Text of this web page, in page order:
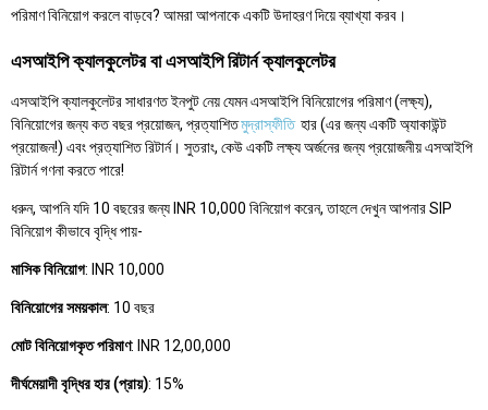
পরিমাণ বিনিয়োগ করলে বাড়বে? আমরা আপনাকে একটি উদাহরণ দিয়ে ব্যাখ্যা করব।
এসআইপি ক্যালকুলেটর বা এসআইপি রিটার্ন ক্যালকুলেটর
এসআইপি ক্যালকুলেটর সাধারণত ইনপুট নেয় যেমন এসআইপি বিনিয়োগের পরিমাণ (লক্ষ্য),
বিনিয়োগের জন্য কত বছর প্রয়োজন, প্রত্যাশিতমুদ্রাস্ফীতি হার (এর জন্য একটি অ্যাকাউন্ট
প্রয়োজন!) এবং প্রত্যাশিত রিটার্ন। সুতরাং, কেউ একটি লক্ষ্য অর্জনের জন্য প্রয়োজনীয় এসআইপি
রিটার্ন গণনা করতে পারে!
ধরুন, আপনি যদি 10 বছরের জন্য INR 10,000 বিনিয়োগ করেন, তাহলে দেখুন আপনার SIP
বিনিয়োগ কীভাবে বৃদ্ধি পায়-
মাসিক বিনিয়োগ: INR 10,000
বিনিয়োগের সময়কাল: 10 বছর
মোট বিনিয়োগকৃত পরিমাণ: INR 12,00,000
দীর্ঘমেয়াদী বৃদ্ধির হার (প্রায়): 15%